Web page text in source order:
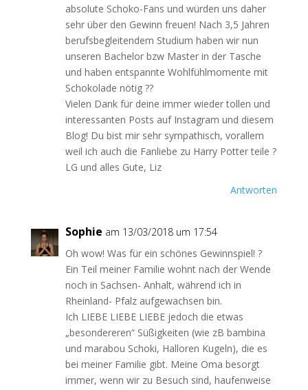
absolute Schoko-Fans und würden uns daher
sehr über den Gewinn freuen! Nach 3,5 Jahren
berufsbegleitendem Studium haben wir nun
unseren Bachelor bzw Master in der Tasche
und haben entspannte Wohlfühlmomente mit
Schokolade nötig ??
Vielen Dank für deine immer wieder tollen und
interessanten Posts auf Instagram und diesem
Blog! Du bist mir sehr sympathisch, vorallem
weil ich auch die Fanliebe zu Harry Potter teile ?
LG und alles Gute, Liz
Antworten
Sophie am 13/03/2018 um 17:54
Oh wow! Was für ein schönes Gewinnspiel! ?
Ein Teil meiner Familie wohnt nach der Wende
noch in Sachsen- Anhalt, während ich in
Rheinland- Pfalz aufgewachsen bin.
Ich LIEBE LIEBE LIEBE jedoch die etwas
„besondereren“ Süßigkeiten (wie zB bambina
und marabou Schoki, Halloren Kugeln), die es
bei meiner Familie gibt. Meine Oma besorgt
immer, wenn wir zu Besuch sind, haufenweise